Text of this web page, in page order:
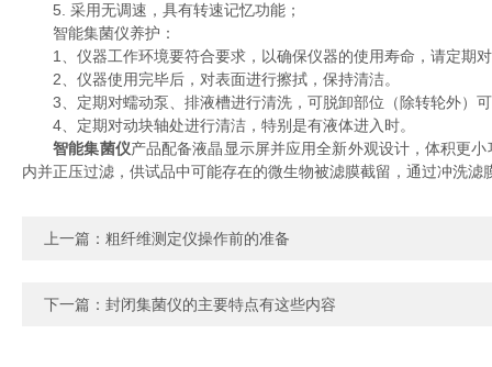
5. 采用无调速，具有转速记忆功能；
智能集菌仪养护：
1、仪器工作环境要符合要求，以确保仪器的使用寿命，请定期
2、仪器使用完毕后，对表面进行擦拭，保持清洁。
3、定期对蠕动泵、排液槽进行清洗，可脱卸部位（除转轮外）
4、定期对动块轴处进行清洁，特别是有液体进入时。
智能集菌仪产品配备液晶显示屏并应用全新外观设计，体积更
内并正压过滤，供试品中可能存在的微生物被滤膜截留，通过冲洗
上一篇： 粗纤维测定仪操作前的准备
下一篇： 封闭集菌仪的主要特点有这些内容